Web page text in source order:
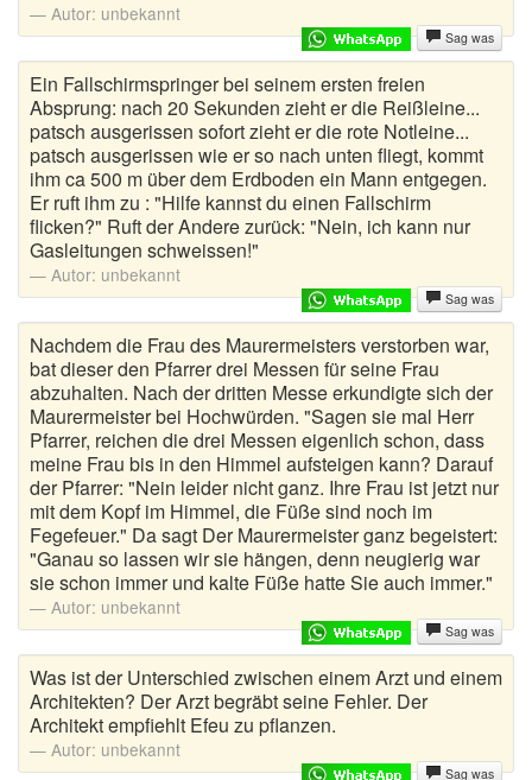
Autor: unbekannt
Sag was
Ein Fallschirmspringer bei seinem ersten freien
Absprung: nach 20 Sekunden zieht er die Reißleine...
patsch ausgerissen sofort zieht er die rote Notleine...
patsch ausgerissen wie er so nach unten fliegt, kommt
ihm ca 500 m über dem Erdboden ein Mann entgegen.
Er ruft ihm zu : "Hilfe kannst du einen Fallschirm
flicken?" Ruft der Andere zurück: "Nein, ich kann nur
Gasleitungen schweissen!"
Autor: unbekannt
Sag was
Nachdem die Frau des Maurermeisters verstorben war,
bat dieser den Pfarrer drei Messen für seine Frau
abzuhalten. Nach der dritten Messe erkundigte sich der
Maurermeister bei Hochwürden. "Sagen sie mal Herr
Pfarrer, reichen die drei Messen eigenlich schon, dass
meine Frau bis in den Himmel aufsteigen kann? Darauf
der Pfarrer: "Nein leider nicht ganz. Ihre Frau ist jetzt nur
mit dem Kopf im Himmel, die Füße sind noch im
Fegefeuer." Da sagt Der Maurermeister ganz begeistert:
"Ganau so lassen wir sie hängen, denn neugierig war
sie schon immer und kalte Füße hatte Sie auch immer."
Autor: unbekannt
Sag was
Was ist der Unterschied zwischen einem Arzt und einem
Architekten? Der Arzt begräbt seine Fehler. Der
Architekt empfiehlt Efeu zu pflanzen.
Autor: unbekannt
Sag was